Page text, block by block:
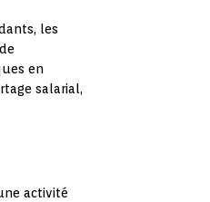
les
en
salarial,
activité